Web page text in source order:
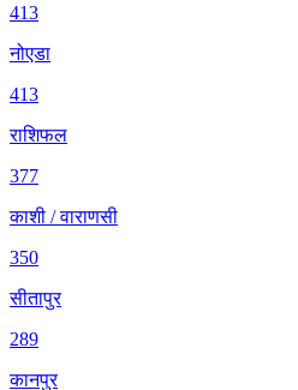
413
नोएडा
413
राशिफल
377
काशी / वाराणसी
350
सीतापुर
289
कानपुर